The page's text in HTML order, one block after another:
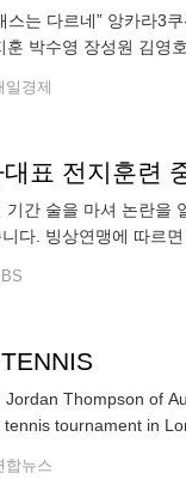
스는 다르네” 앙카라3
훈 박수영 장성원 김영
일경제
대표 전지훈련
기간 술을 마셔 논란을
. 빙상연맹에 따르면 지난달
Jordan Thompson of
합뉴스